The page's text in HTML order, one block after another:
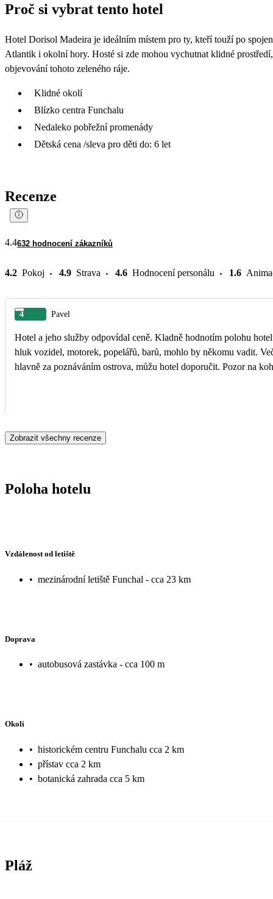
Proč si vybrat tento hotel
Hotel Dorisol Madeira je ideálním místem pro ty, kteří touží po
Atlantik i okolní hory. Hosté si zde mohou vychutnat klidné
objevování tohoto zeleného ráje.
Klidné okolí
Blízko centra Funchalu
Nedaleko pobřežní promenády
Dětská cena /sleva pro děti do: 6 let
Recenze
4.4632 hodnocení zákazníků
4.2 Pokoj 4.9 Strava 4.6 Hodnocení personálu 1.6
4 Pavel
Hotel a jeho služby odpovídal ceně. Kladně hodnotím polohu
hluk vozidel, motorek, popelářů, barů, mohlo by někomu vadit.
hlavně za poznáváním ostrova, můžu hotel doporučit. Pozor na
Zobrazit všechny recenze
Poloha hotelu
Vzdálenost od letiště
• mezinárodní letiště Funchal - cca 23 km
Doprava
• autobusová zastávka - cca 100 m
Okolí
• historickém centru Funchalu cca 2 km
• přístav cca 2 km
• botanická zahrada cca 5 km
Pláž